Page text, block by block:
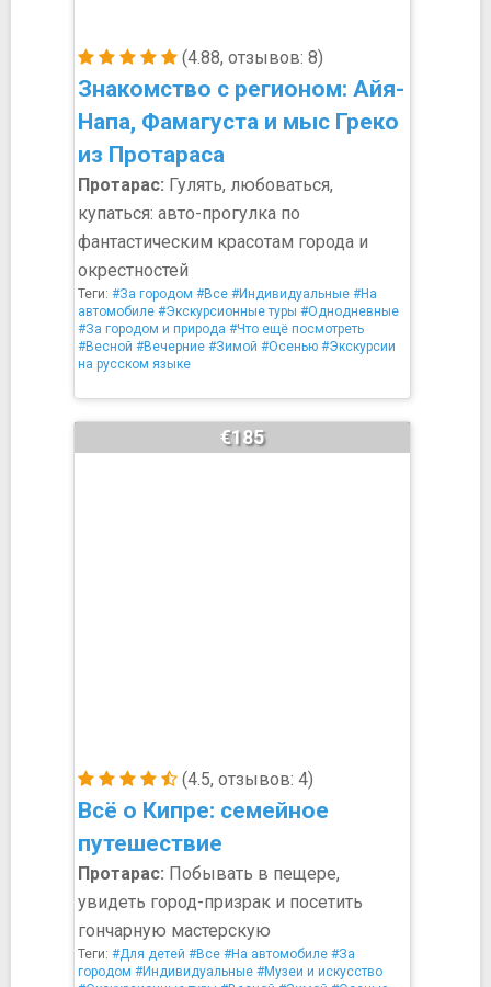
(4.88, отзывов: 8)
Знакомство с регионом: Айя-
Напа, Фамагуста и мыс Греко
из Протараса
Протарас: Гулять, любоваться,
купаться: авто-прогулка по
фантастическим красотам города и
окрестностей
Теги: #За городом #Все #Индивидуальные #На
автомобиле #Экскурсионные туры #Однодневные
#За городом и природа #Что ещё посмотреть
#Весной #Вечерние #Зимой #Осенью #Экскурсии
на русском языке
(4.5, отзывов: 4)
Всё о Кипре: семейное
путешествие
€185
Протарас: Побывать в пещере,
увидеть город-призрак и посетить
гончарную мастерскую
Теги: #Для детей #Все #На автомобиле #За
городом #Индивидуальные #Музеи и искусство